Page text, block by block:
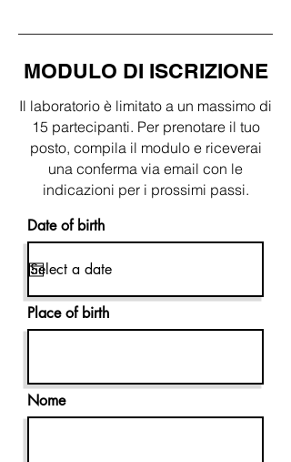
MODULO DI ISCRIZIONE
Il laboratorio è limitato a un massimo di
15 partecipanti. Per prenotare il tuo
posto, compila il modulo e riceverai
una conferma via email con le
indicazioni per i prossimi passi.
Date of birth
Place of birth
Nome